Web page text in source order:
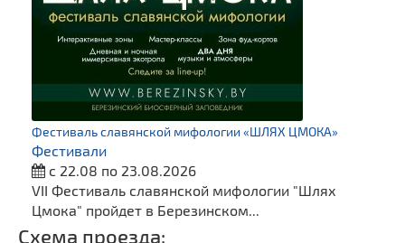
Фестиваль славянской мифологии «ШЛЯХ ЦМОКА»
Фестивали
с 22.08 по 23.08.2026
VII Фестиваль славянской мифологии "Шлях
Цмока" пройдет в Березинском...
Схема проезда: